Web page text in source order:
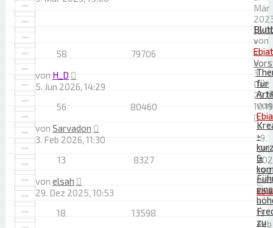
Mär
»
in
von
»
3.
Dez
10:19
58
79706
von H_D
5. Jun 2026, 14:29
für
von
»
19.
Okt
56
80460
von Sarvadon
3. Feb 2026, 11:30
-
&
von
»
19.
Feb
13
8327
von elsah
29. Dez 2025, 10:53
eine
zu
18
13598